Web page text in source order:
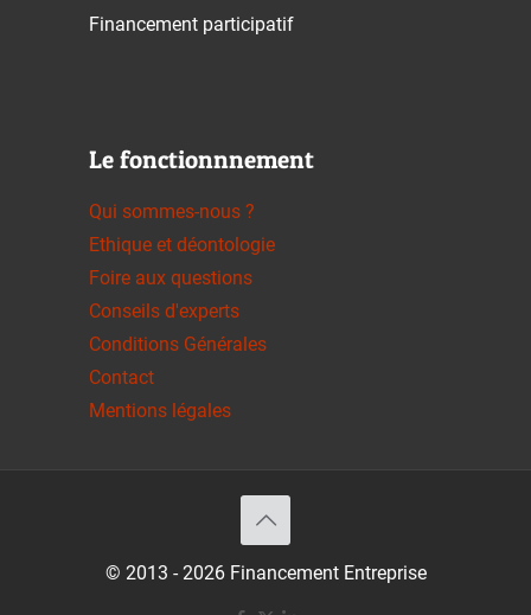
Financement participatif
Le fonctionnnement
Qui sommes-nous ?
Ethique et déontologie
Foire aux questions
Conseils d'experts
Conditions Générales
Contact
Mentions légales
© 2013 - 2026 Financement Entreprise